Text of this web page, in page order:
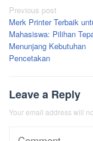
Post
navigation
Previous post
Merk Printer Terbaik
Mahasiswa: Pilihan
Menunjang Kebutuhan
Pencetakan
Leave a Reply
Your email address will